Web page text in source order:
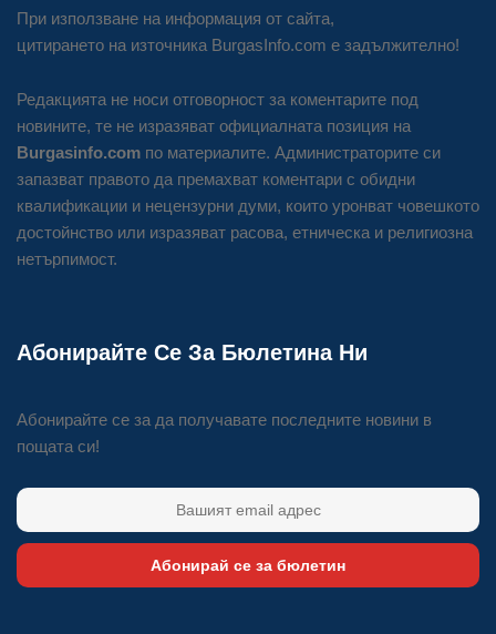
При използване на информация от сайта,
цитирането на източника BurgasInfo.com е задължително!
Редакцията не носи отговорност за коментарите под
новините, те не изразяват официалната позиция на
Burgasinfo.com по материалите. Администраторите си
запазват правото да премахват коментари с обидни
квалификации и нецензурни думи, които уронват човешкото
достойнство или изразяват расова, етническа и религиозна
нетърпимост.
Абонирайте Се За Бюлетина Ни
Абонирайте се за да получавате последните новини в
пощата си!
Абонирай се за бюлетин